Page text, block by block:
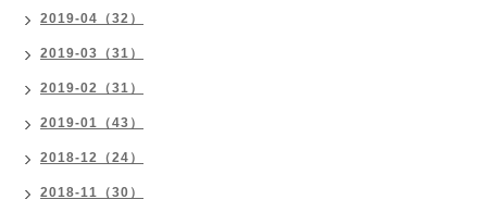
2019-04（32）
2019-03（31）
2019-02（31）
2019-01（43）
2018-12（24）
2018-11（30）